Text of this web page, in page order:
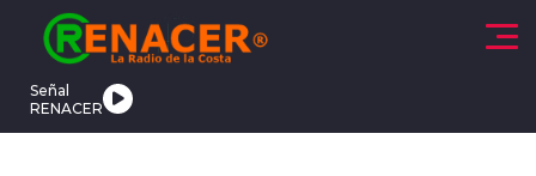
Click acá para ir directamente al contenido
Señal
RENACER